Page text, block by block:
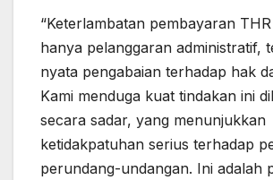
“Keterlambatan pembayaran
hanya pelanggaran administratif,
nyata pengabaian terhadap hak
Kami menduga kuat tindakan ini
secara sadar, yang menunjukkan
ketidakpatuhan serius terhadap
perundang-undangan. Ini adalah